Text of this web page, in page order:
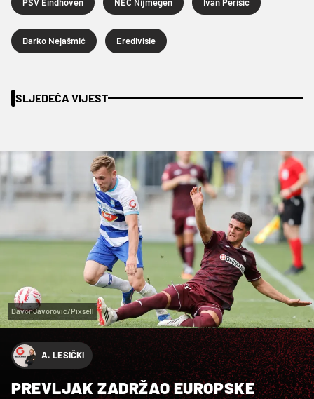
Darko Nejašmić Eredivisie
SLJEDEĆA VIJEST
Davor Javorović/Pixsell
A. LESIČKI
PREVLJAK ZADRŽAO EUROPSKE